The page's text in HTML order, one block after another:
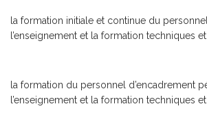
la formation initiale et continue du
l’enseignement et la formation techniques
la formation du personnel d’encadrement
l’enseignement et la formation techniques